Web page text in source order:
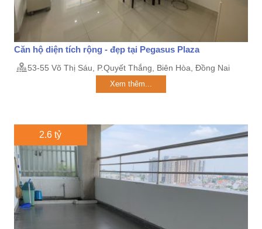
Căn hộ diện tích rộng - đẹp tại Pegasus Plaza
53-55 Võ Thị Sáu, P.Quyết Thắng, Biên Hòa, Đồng Nai
Xem thêm...
2.6 tỷ